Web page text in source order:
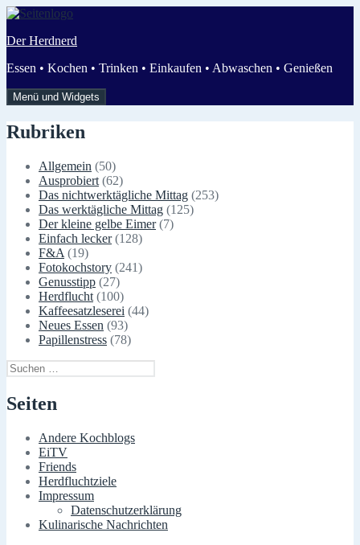
Zum
springen
Der Herdnerd
Essen • Kochen • Trinken • Einkaufen • Abwaschen • Genießen
Menü und Widgets
Rubriken
Allgemein (50)
Ausprobiert (62)
Das nichtwerktägliche Mittag (253)
Das werktägliche Mittag (125)
Der kleine gelbe Eimer(7)
Einfach lecker(128)
F&A (19)
Fotokochstory (241)
Genusstipp (27)
Herdflucht (100)
Kaffeesatzleserei (44)
Neues Essen (93)
Papillenstress (78)
Suchen
nach:
Seiten
Andere Kochblogs
EiTV
Friends
Herdfluchtziele
Impressum
Datenschutzerklärung
Kulinarische Nachrichten